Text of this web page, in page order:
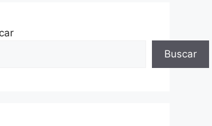
Buscar